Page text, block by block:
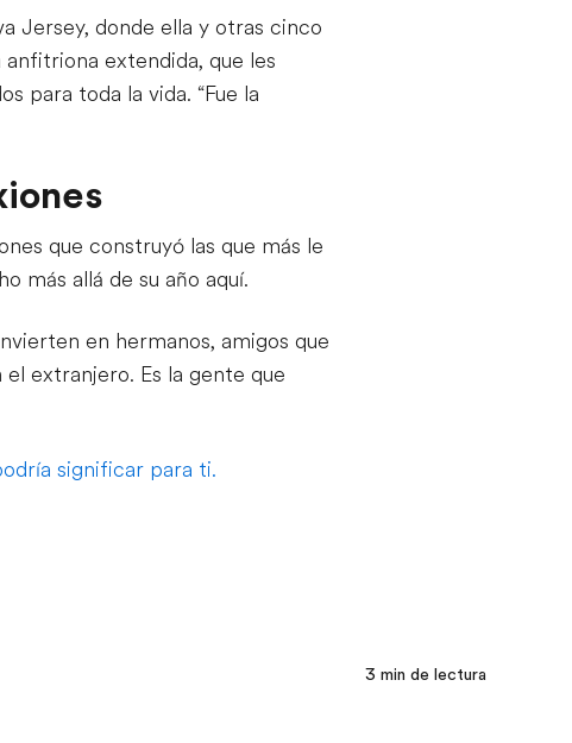
Jersey, donde ella y otras cinco
anfitriona extendida, que les
para toda la vida. “Fue la
que construyó las que más le
más allá de su año aquí.
en hermanos, amigos que
extranjero. Es la gente que
significar para ti.
3 min de lectura